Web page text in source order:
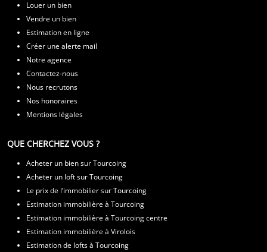
Louer un bien
Vendre un bien
Estimation en ligne
Créer une alerte mail
Notre agence
Contactez-nous
Nous recrutons
Nos honoraires
Mentions légales
QUE CHERCHEZ VOUS ?
Acheter un bien sur Tourcoing
Acheter un loft sur Tourcoing
Le prix de l’immobilier sur Tourcoing
Estimation immobilière à Tourcoing
Estimation immobilière à Tourcoing centre
Estimation immobilière à Virolois
Estimation de lofts à Tourcoing